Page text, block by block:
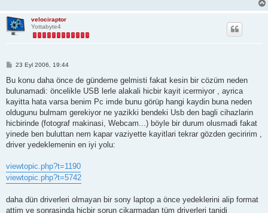
velociraptor
Yottabyte4
M
s
j
23 Eyl 2006, 19:44
Bu konu daha önce de gündeme gelmisti fakat kesin bir cözüm neden
bulunamadi: öncelikle USB lerle alakali hicbir kayit icermiyor , ayrica
kayitta hata varsa benim Pc imde bunu görüp hangi kaydin buna neden
oldugunu bulmam gerekiyor ne yazikki bendeki Usb den bagli cihazlarin
hicbirinde (fotograf makinasi, Webcam...) böyle bir durum olusmadi fakat
yinede ben buluttan nem kapar vaziyette kayitlari tekrar gözden geciririm ,
driver yedeklemenin en iyi yolu:
viewtopic.php?t=1190
viewtopic.php?t=5742
daha dün driverleri olmayan bir sony laptop a önce yedeklerini alip format
attim ve sonrasinda hicbir sorun cikarmadan tüm driverleri tanidi